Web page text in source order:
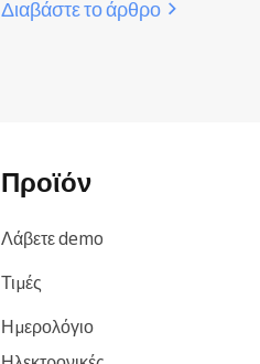
Διαβάστε το άρθρο
Προϊόν
Λάβετε demo
Τιμές
Ημερολόγιο